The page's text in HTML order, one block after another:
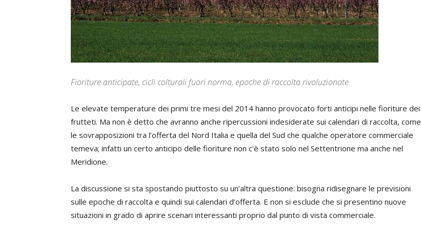
Fioriture anticipate, cicli colturali fuori norma, epoche di raccolta rivoluzionate
Le elevate temperature dei primi tre mesi del 2014 hanno provocato forti anticipi nelle fioriture dei
frutteti. Ma non è detto che avranno anche ripercussioni indesiderate sui calendari di raccolta, come
le sovrapposizioni tra l’offerta del Nord Italia e quella del Sud che qualche operatore commerciale
temeva; infatti un certo anticipo delle fioriture non c’è stato solo nel Settentrione ma anche nel
Meridione.
La discussione si sta spostando piuttosto su un’altra questione: bisogna ridisegnare le previsioni
sulle epoche di raccolta e quindi sui calendari d’offerta. E non si esclude che si presentino nuove
situazioni in grado di aprire scenari interessanti proprio dal punto di vista commerciale.